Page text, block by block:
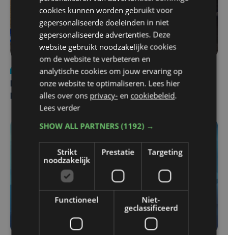
Nieuws
di 4 augustus | 09:32
Man en vrouw dood aangetroffen in woning in Sint-
Pieters Brugge
cookies kunnen worden gebruikt voor
gepersonaliseerde doeleinden in niet
gepersonaliseerde advertenties. Deze
website gebruikt noodzakelijke cookies
om de website te verbeteren en
analytische cookies om jouw ervaring op
onze website te optimaliseren. Lees hier
alles over ons privacy- en cookiebeleid.
Lees verder
SHOW ALL PARTNERS(1192) →
Strikt
noodzakelijk
Prestatie Targeting
Functioneel
Niet-
geclassificeerd